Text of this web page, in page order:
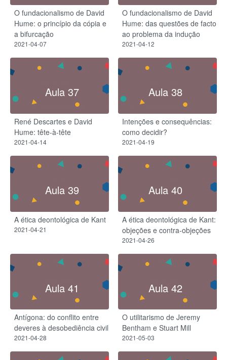
O fundacionalismo de David
Hume: o princípio da cópia e
a bifurcação
2021-04-07
O fundacionalismo de David
Hume: das questões de facto
ao problema da indução
2021-04-12
Aula 37
René Descartes e David
Hume: tête-à-tête
2021-04-14
Aula 38
Intenções e consequências:
como decidir?
2021-04-19
Aula 39
A ética deontológica de Kant
2021-04-21
Aula 40
A ética deontológica de Kant:
objeções e contra-objeções
2021-04-26
Aula 41
Antígona: do conflito entre
deveres à desobediência civil
2021-04-28
Aula 42
O utilitarismo de Jeremy
Bentham e Stuart Mill
2021-05-03